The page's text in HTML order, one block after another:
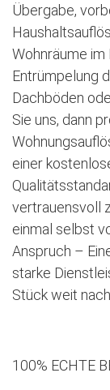
Übergabe,
Wohnräume im
Entrümpelung
Dachböden
Sie uns, dann
einer
vertrauensvoll
einmal selbst
Anspruch –
starke
Stück weit
100% ECHTE